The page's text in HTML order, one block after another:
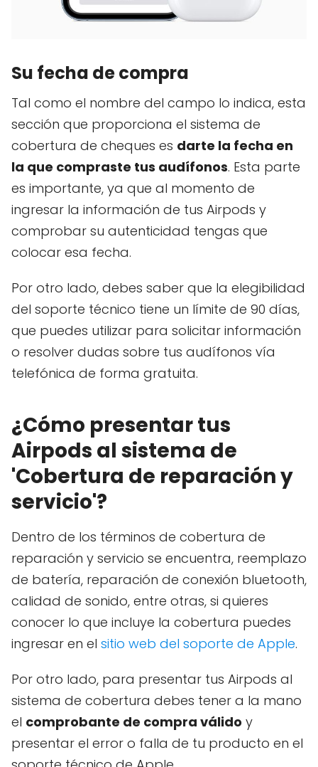
Su fecha de compra
Tal como el nombre del campo lo indica, esta
sección que proporciona el sistema de
cobertura de cheques es darte la fecha en
la que compraste tus audífonos. Esta parte
es importante, ya que al momento de
ingresar la información de tus Airpods y
comprobar su autenticidad tengas que
colocar esa fecha.
Por otro lado, debes saber que la elegibilidad
del soporte técnico tiene un límite de 90 días,
que puedes utilizar para solicitar información
o resolver dudas sobre tus audífonos vía
telefónica de forma gratuita.
¿Cómo presentar tus
Airpods al sistema de
'Cobertura de reparación y
servicio'?
Dentro de los términos de cobertura de
reparación y servicio se encuentra, reemplazo
de batería, reparación de conexión bluetooth,
calidad de sonido, entre otras, si quieres
conocer lo que incluye la cobertura puedes
ingresar en el sitio web del soporte de Apple.
Por otro lado, para presentar tus Airpods al
sistema de cobertura debes tener a la mano
el comprobante de compra válido y
presentar el error o falla de tu producto en el